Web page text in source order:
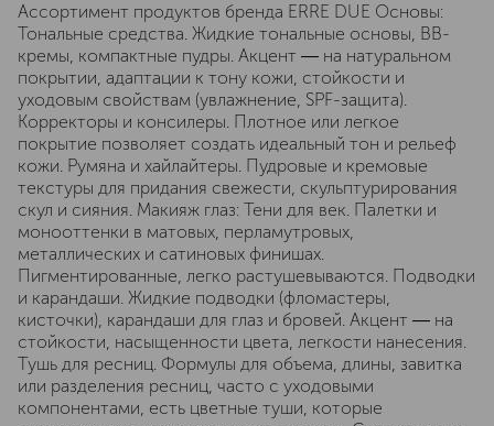
Ассортимент продуктов бренда ERRE DUE Основы:
Тональные средства. Жидкие тональные основы, ВВ-
кремы, компактные пудры. Акцент ― на натуральном
покрытии, адаптации к тону кожи, стойкости и
уходовым свойствам (увлажнение, SPF-защита).
Корректоры и консилеры. Плотное или легкое
покрытие позволяет создать идеальный тон и рельеф
кожи. Румяна и хайлайтеры. Пудровые и кремовые
текстуры для придания свежести, скульптурирования
скул и сияния. Макияж глаз: Тени для век. Палетки и
монооттенки в матовых, перламутровых,
металлических и сатиновых финишах.
Пигментированные, легко растушевываются. Подводки
и карандаши. Жидкие подводки (фломастеры,
кисточки), карандаши для глаз и бровей. Акцент ― на
стойкости, насыщенности цвета, легкости нанесения.
Тушь для ресниц. Формулы для объема, длины, завитка
или разделения ресниц, часто с уходовыми
компонентами, есть цветные туши, которые